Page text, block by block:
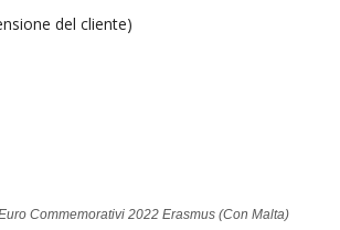
del cliente)
Commemorativi 2022 Erasmus (Con Malta)